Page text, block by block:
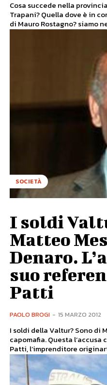
Cosa succede nella
Trapani? Quella dove è in
di Mauro Rostagno? siamo
SOCIETÀ
I soldi
Matteo
Denaro.
suo
Patti
PAOLO BROGI - 15 MARZO 2012
I soldi della Valtur? Sono di
capomafia. Questa l’accusa
Patti, l’imprenditore